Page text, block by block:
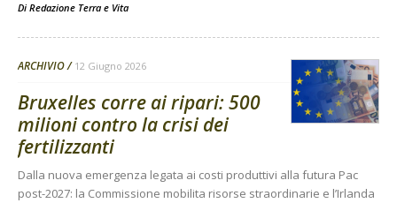
Di Redazione Terra e Vita
ARCHIVIO 12 Giugno 2026
Bruxelles corre ai ripari: 500
milioni contro la crisi dei
fertilizzanti
Dalla nuova emergenza legata ai costi produttivi alla futura Pac
post-2027: la Commissione mobilita risorse straordinarie e l’Irlanda